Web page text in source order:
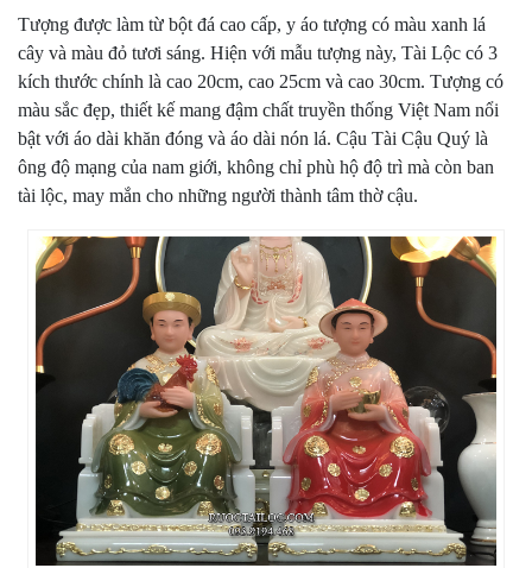
Tượng được làm từ bột đá cao cấp, y áo tượng có màu xanh lá
cây và màu đỏ tươi sáng. Hiện với mẫu tượng này, Tài Lộc có 3
kích thước chính là cao 20cm, cao 25cm và cao 30cm. Tượng có
màu sắc đẹp, thiết kế mang đậm chất truyền thống Việt Nam nổi
bật với áo dài khăn đóng và áo dài nón lá. Cậu Tài Cậu Quý là
ông độ mạng của nam giới, không chỉ phù hộ độ trì mà còn ban
tài lộc, may mắn cho những người thành tâm thờ cậu.